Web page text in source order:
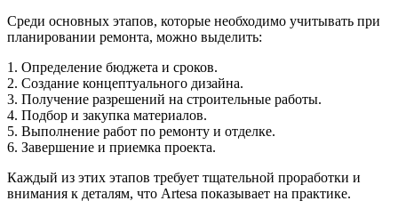
Среди основных этапов, которые необходимо учитывать при
планировании ремонта, можно выделить:
1. Определение бюджета и сроков.
2. Создание концептуального дизайна.
3. Получение разрешений на строительные работы.
4. Подбор и закупка материалов.
5. Выполнение работ по ремонту и отделке.
6. Завершение и приемка проекта.
Каждый из этих этапов требует тщательной проработки и
внимания к деталям, что Artesa показывает на практике.